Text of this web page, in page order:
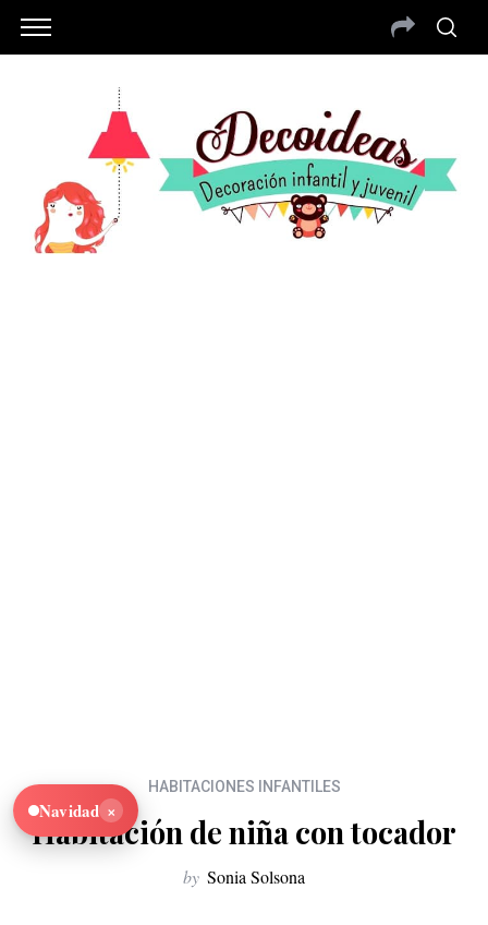
HABITACIONES INFANTILES
Habitación de niña con tocador
by Sonia Solsona
Navidad ×